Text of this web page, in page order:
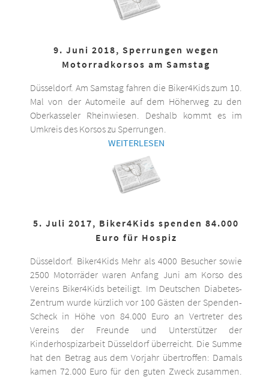
9. Juni 2018, Sperrungen wegen
Motorradkorsos am Samstag
Düsseldorf. Am Samstag fahren die Biker4Kids zum 10.
Mal von der Automeile auf dem Höherweg zu den
Oberkasseler Rheinwiesen. Deshalb kommt es im
Umkreis des Korsos zu Sperrungen.
WEITERLESEN
5. Juli 2017, Biker4Kids spenden 84.000
Euro für Hospiz
Düsseldorf. Biker4Kids Mehr als 4000 Besucher sowie
2500 Motorräder waren Anfang Juni am Korso des
Vereins Biker4Kids beteiligt. Im Deutschen Diabetes-
Zentrum wurde kürzlich vor 100 Gästen der Spenden-
Scheck in Höhe von 84.000 Euro an Vertreter des
Vereins der Freunde und Unterstützer der
Kinderhospizarbeit Düsseldorf überreicht. Die Summe
hat den Betrag aus dem Vorjahr übertroffen: Damals
kamen 72.000 Euro für den guten Zweck zusammen.